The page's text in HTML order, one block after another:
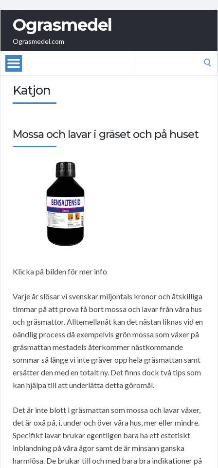
Ograsmedel
Ograsmedel.com
Katjon
Mossa och lavar i gräset och på huset
Klicka på bilden för mer info
Varje år slösar vi svenskar miljontals kronor och åtskilliga
timmar på att prova få bort mossa och lavar från våra hus
och gräsmattor. Alltemellanåt kan det nästan liknas vid en
oändlig process då exempelvis grön mossa som växer på
gräsmattan mestadels återkommer nästkommande
sommar så länge vi inte gräver opp hela gräsmattan samt
ersätter den med en totalt ny. Det finns dock två tips som
kan hjälpa till att underlätta detta göromål.
Det är inte blott i gräsmattan som mossa och lavar växer,
det är oxå på, i, under och över våra hus, mer eller mindre.
Specifikt lavar brukar egentligen bara ha ett estetiskt
inblandning på våra ägor samt de är minsann ganska
harmlösa. De brukar till och med bara bra indikationer på